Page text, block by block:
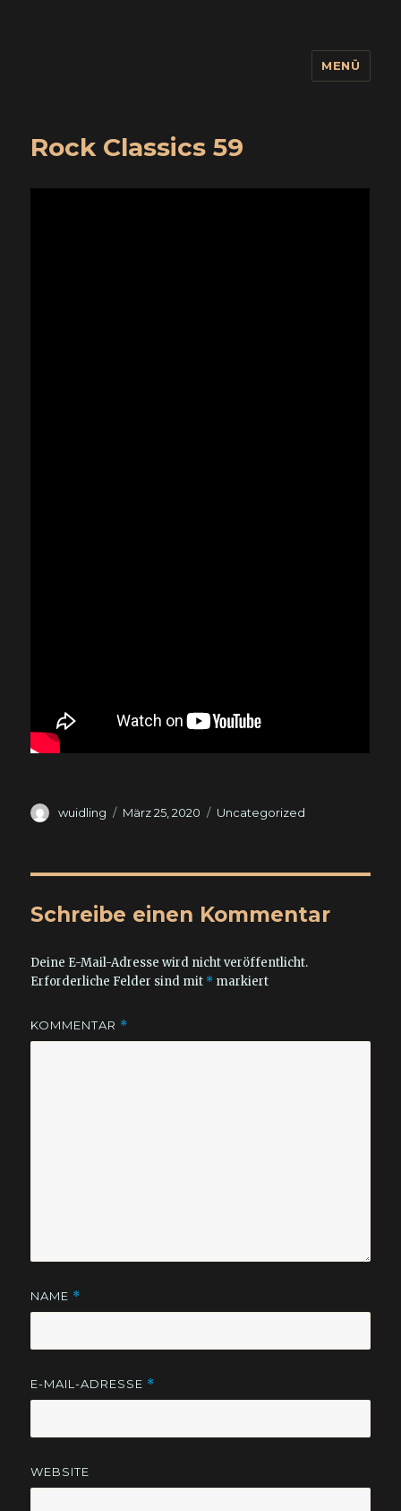
MENÜ
Rock Classics 59
Autor
wuidling
Veröffentlicht
März 25, 2020 Kategorien
Uncategorized
Schreibe einen Kommentar
Deine E-Mail-Adresse wird nicht veröffentlicht.
Erforderliche Felder sind mit * markiert
KOMMENTAR *
NAME *
E-MAIL-ADRESSE *
WEBSITE